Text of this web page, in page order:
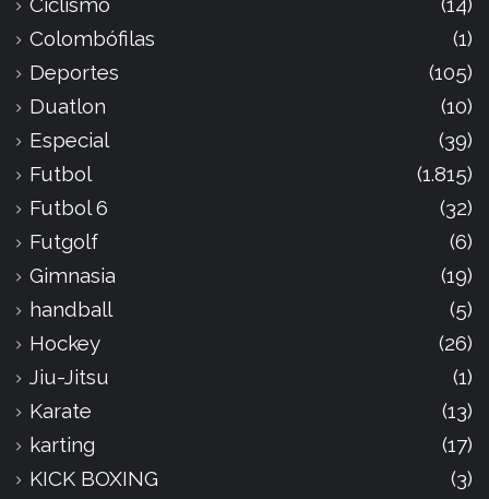
Ciclismo
(14)
Colombófilas
(1)
Deportes
(105)
Duatlon
(10)
Especial
(39)
Futbol
(1.815)
Futbol 6
(32)
Futgolf
(6)
Gimnasia
(19)
handball
(5)
Hockey
(26)
Jiu-Jitsu
(1)
Karate
(13)
karting
(17)
KICK BOXING
(3)